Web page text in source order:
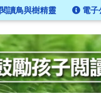
閱讀鳥與樹精靈 電子